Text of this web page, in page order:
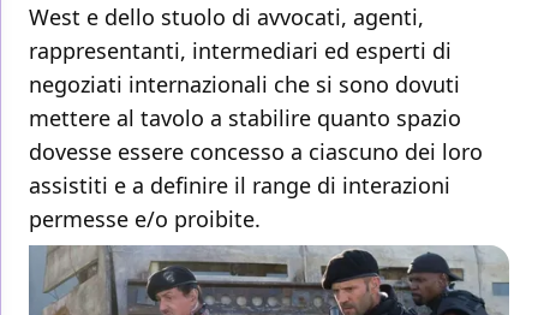
West e dello stuolo di avvocati, agenti,
rappresentanti, intermediari ed esperti di
negoziati internazionali che si sono dovuti
mettere al tavolo a stabilire quanto spazio
dovesse essere concesso a ciascuno dei loro
assistiti e a definire il range di interazioni
permesse e/o proibite.